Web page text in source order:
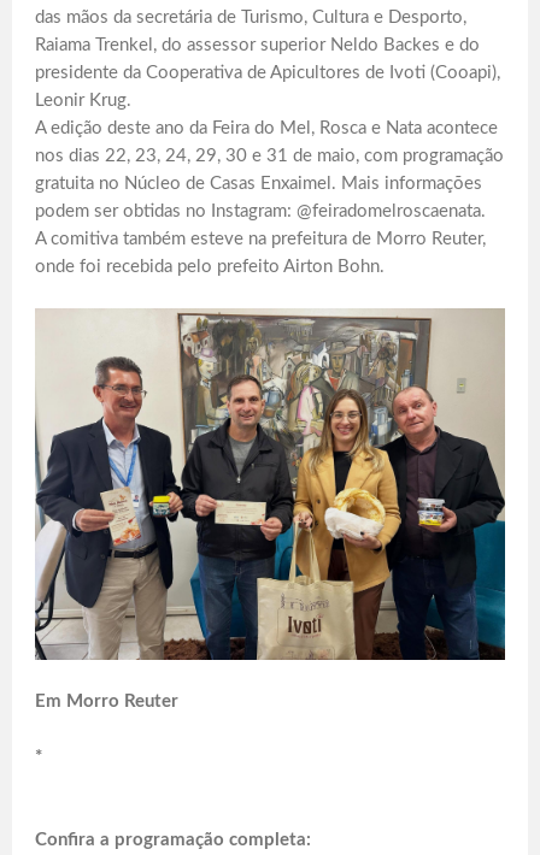
das mãos da secretária de Turismo, Cultura e Desporto,
Raiama Trenkel, do assessor superior Neldo Backes e do
presidente da Cooperativa de Apicultores de Ivoti (Cooapi),
Leonir Krug.
A edição deste ano da Feira do Mel, Rosca e Nata acontece
nos dias 22, 23, 24, 29, 30 e 31 de maio, com programação
gratuita no Núcleo de Casas Enxaimel. Mais informações
podem ser obtidas no Instagram: @feiradomelroscaenata.
A comitiva também esteve na prefeitura de Morro Reuter,
onde foi recebida pelo prefeito Airton Bohn.
Em Morro Reuter
*
Confira a programação completa: